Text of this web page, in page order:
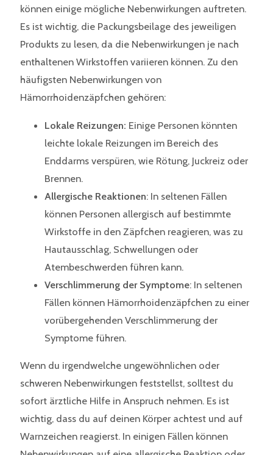
können einige mögliche Nebenwirkungen auftreten.
Es ist wichtig, die Packungsbeilage des jeweiligen
Produkts zu lesen, da die Nebenwirkungen je nach
enthaltenen Wirkstoffen variieren können. Zu den
häufigsten Nebenwirkungen von
Hämorrhoidenzäpfchen gehören:
Lokale Reizungen: Einige Personen könnten
leichte lokale Reizungen im Bereich des
Enddarms verspüren, wie Rötung, Juckreiz oder
Brennen.
Allergische Reaktionen: In seltenen Fällen
können Personen allergisch auf bestimmte
Wirkstoffe in den Zäpfchen reagieren, was zu
Hautausschlag, Schwellungen oder
Atembeschwerden führen kann.
Verschlimmerung der Symptome: In seltenen
Fällen können Hämorrhoidenzäpfchen zu einer
vorübergehenden Verschlimmerung der
Symptome führen.
Wenn du irgendwelche ungewöhnlichen oder
schweren Nebenwirkungen feststellst, solltest du
sofort ärztliche Hilfe in Anspruch nehmen. Es ist
wichtig, dass du auf deinen Körper achtest und auf
Warnzeichen reagierst. In einigen Fällen können